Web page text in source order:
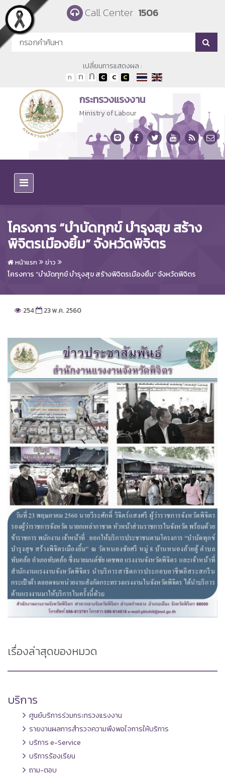
Skip to main content Call Center 1506
เปลี่ยนการแสดงผล :
กระทรวงแรงงาน
Ministry of Labour
โครงการ “บำบัดทุกข์ บำรุงสุข สร้าง
พิจิตรเมืองยิ้ม” จังหวัดพิจิตร
หน้าแรก ข่าว
โครงการ “บำบัดทุกข์ บำรุงสุข สร้างพิจิตรเมืองยิ้ม” จังหวัดพิจิตร
254 23 พ.ค. 2560
เรื่องล่าสุดของหมวด
บริการ
ศูนย์บริการร่วมกระทรวงแรงงาน
รายงานผลการสำรวจความพึงพอใจการให้บริการ
บริการ e-Service
บริการร้องเรียน
ถาม-ตอบ